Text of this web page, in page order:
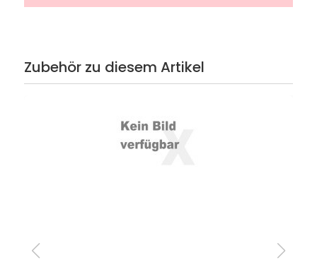
Zubehör zu diesem Artikel